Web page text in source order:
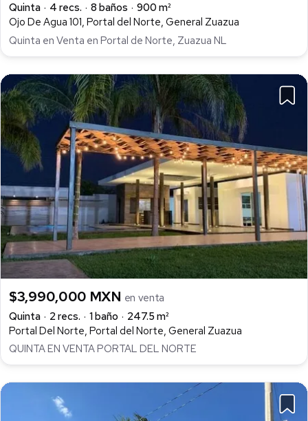
Quinta
4 recs. 8 baños
900 m²
Ojo De Agua 101, Portal del Norte, General Zuazua
Quinta en Venta en Portal de Norte, Zuazua NL
$3,990,000 MXN en venta
Quinta
2 recs. 1 baño
247.5 m²
Portal Del Norte, Portal del Norte, General Zuazua
QUINTA EN VENTA PORTAL DEL NORTE